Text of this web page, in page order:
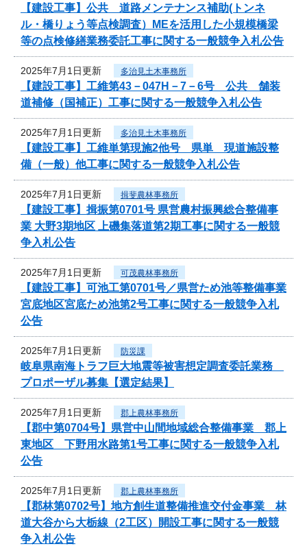
【建設工事】公共 道路メンテナンス補助(トンネ
ル・橋りょう等点検調査）MEを活用した小規模橋梁
等の点検修繕業務委託工事に関する一般競争入札公告
2025年7月1日更新 多治見土木事務所
【建設工事】工維第43－047H－7－6号 公共 舗装
道補修（国補正）工事に関する一般競争入札公告
2025年7月1日更新 多治見土木事務所
【建設工事】工維単第現施2他号 県単 現道施設整
備（一般）他工事に関する一般競争入札公告
2025年7月1日更新 揖斐農林事務所
【建設工事】揖振第0701号 県営農村振興総合整備事
業 大野3期地区 上磯集落道第2期工事に関する一般競
争入札公告
2025年7月1日更新 可茂農林事務所
【建設工事】可池工第0701号／県営ため池等整備事業
宮底地区宮底ため池第2号工事に関する一般競争入札
公告
2025年7月1日更新 防災課
岐阜県南海トラフ巨大地震等被害想定調査委託業務
プロポーザル募集【選定結果】
2025年7月1日更新 郡上農林事務所
【郡中第0704号】県営中山間地域総合整備事業 郡上
東地区 下野用水路第1号工事に関する一般競争入札
公告
2025年7月1日更新 郡上農林事務所
【郡林第0702号】地方創生道整備推進交付金事業 林
道大谷から大栃線（2工区）開設工事に関する一般競
争入札公告